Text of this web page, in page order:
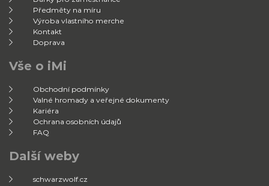
Předměty na míru
Výroba vlastního merche
Kontakt
Doprava
Vše o iMi
Obchodní podmínky
Valné hromady a veřejné dokumenty
Kariéra
Ochrana osobních údajů
FAQ
Další weby
schwarzwolf.cz